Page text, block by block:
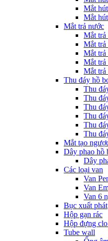
Mắt
Mắt
Mắt trả nước
Mắt trả
Mắt trả
Mắt trả
Mắt
Mắt
Thu đáy hồ
Thu
Thu
Thu
Thu
Thu
Thu
Mắt tạo
Dây phao hồ
Dây
Các loại van
Van
Van
Van 6
Bục xuất phát
Hộp gạn rác
Hộp đựng
Tube wall